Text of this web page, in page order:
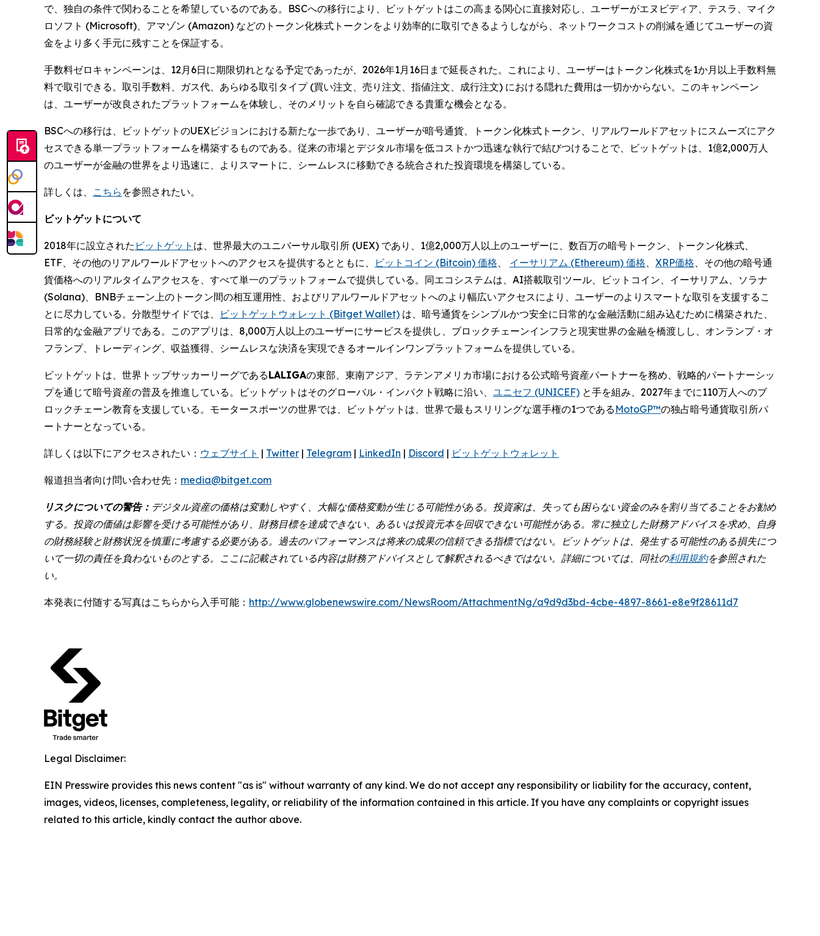
で、独自の条件で関わることを希望しているのである。BSCへの移行により、ビットゲットはこの高まる関心に直接対応し、ユーザーがエヌビディア、テスラ、マイク
ロソフト (Microsoft)、アマゾン (Amazon) などのトークン化株式トークンをより効率的に取引できるようしながら、ネットワークコストの削減を通じてユーザーの資
金をより多く手元に残すことを保証する。
手数料ゼロキャンペーンは、12月6日に期限切れとなる予定であったが、2026年1月16日まで延長された。これにより、ユーザーはトークン化株式を1か月以上手数料無
料で取引できる。取引手数料、ガス代、あらゆる取引タイプ (買い注文、売り注文、指値注文、成行注文) における隠れた費用は一切かからない。このキャンペーン
は、ユーザーが改良されたプラットフォームを体験し、そのメリットを自ら確認できる貴重な機会となる。
BSCへの移行は、ビットゲットのUEXビジョンにおける新たな一歩であり、ユーザーが暗号通貨、トークン化株式トークン、リアルワールドアセットにスムーズにアク
セスできる単一プラットフォームを構築するものである。従来の市場とデジタル市場を低コストかつ迅速な執行で結びつけることで、ビットゲットは、1億2,000万人
のユーザーが金融の世界をより迅速に、よりスマートに、シームレスに移動できる統合された投資環境を構築している。
詳しくは、 こちら を参照されたい。
ビットゲットについて
2018年に設立された ビットゲット は、世界最大のユニバーサル取引所 (UEX) であり、1億2,000万人以上のユーザーに、数百万の暗号トークン、トークン化株式、
ETF、その他のリアルワールドアセットへのアクセスを提供するとともに、
ビットコイン (Bitcoin) 価格 イーサリアム (Ethereum) 価格 XRP価格 、その他の暗号通
貨価格へのリアルタイムアクセスを、すべて単一のプラットフォームで提供している。同エコシステムは、AI搭載取引ツール、ビットコイン、イーサリアム、ソラナ
(Solana)、BNBチェーン上のトークン間の相互運用性、およびリアルワールドアセットへのより幅広いアクセスにより、ユーザーのよりスマートな取引を支援するこ
とに尽力している。分散型サイドでは、
ビットゲットウォレット (Bitget Wallet) は、暗号通貨をシンプルかつ安全に日常的な金融活動に組み込むために構築された、
日常的な金融アプリである。このアプリは、8,000万人以上のユーザーにサービスを提供し、ブロックチェーンインフラと現実世界の金融を橋渡しし、オンランプ・オ
フランプ、トレーディング、収益獲得、シームレスな決済を実現できるオールインワンプラットフォームを提供している。
ビットゲットは、世界トップサッカーリーグであるLALIGAの東部、東南アジア、ラテンアメリカ市場における公式暗号資産パートナーを務め、戦略的パートナーシッ
プを通じて暗号資産の普及を推進している。ビットゲットはそのグローバル・インパクト戦略に沿い、 ユニセフ (UNICEF) と手を組み、2027年までに110万人へのブ
ロックチェーン教育を支援している。モータースポーツの世界では、ビットゲットは、世界で最もスリリングな選手権の1つである MotoGP™の独占暗号通貨取引所パ
ートナーとなっている。
詳しくは以下にアクセスされたい： ウェブサイト | Twitter | Telegram | LinkedIn | Discord | ビットゲットウォレット
報道担当者向け問い合わせ先： media@bitget.com
リスクについての警告： デジタル資産の価格は変動しやすく、大幅な価格変動が生じる可能性がある。投資家は、失っても困らない資金のみを割り当てることをお勧め
する。投資の価値は影響を受ける可能性があり、財務目標を達成できない、あるいは投資元本を回収できない可能性がある。常に独立した財務アドバイスを求め、自身
の財務経験と財務状況を慎重に考慮する必要がある。過去のパフォーマンスは将来の成果の信頼できる指標ではない。ビットゲットは、発生する可能性のある損失につ
いて一切の責任を負わないものとする。ここに記載されている内容は財務アドバイスとして解釈されるべきではない。詳細については、同社の利用規約を参照された
い。
本発表に付随する写真はこちらから入手可能： http://www.globenewswire.com/NewsRoom/AttachmentNg/a9d9d3bd-4cbe-4897-8661-e8e9f28611d7
Legal Disclaimer:
EIN Presswire provides this news content "as is" without warranty of any kind. We do not accept any responsibility or liability for the accuracy, content,
images, videos, licenses, completeness, legality, or reliability of the information contained in this article. If you have any complaints or copyright issues
related to this article, kindly contact the author above.